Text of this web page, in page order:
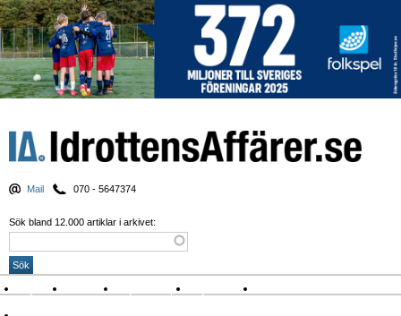
Mail 070 - 5647374
Sök bland 12.000 artiklar i arkivet:
Nyheter Krönikor Sport & spel Nyhetsbrev